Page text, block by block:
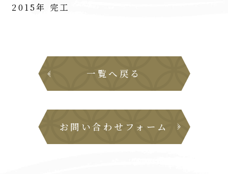
2015年 完工
一覧へ戻る
お問い合わせフォーム